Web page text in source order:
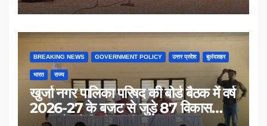
BREAKING NEWS GOVERNMENT POLICY उत्तर प्रदेश बुलंदशहर
भारत राज्य
खुर्जा नगर पालिका परिषद की बोर्ड बैठक में वर्ष
2026-27 के बजट से जुड़े 87 विकास